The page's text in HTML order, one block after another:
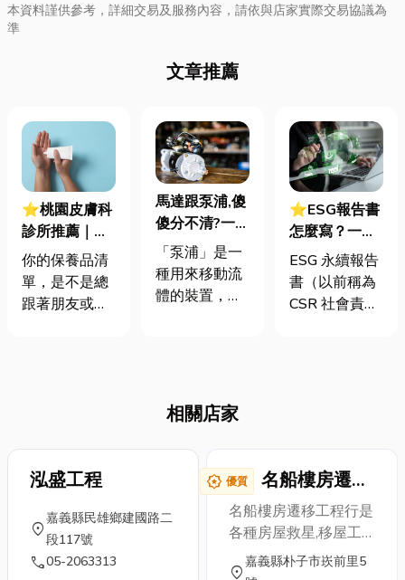
本資料謹供參考，詳細交易及服務內容，請依與店家實際交易協議為
準
文章推薦
⭐桃園皮膚科
診所推薦｜你
的膚質是什
麼？膚質怎麼
測？搞懂膚質
你的保養品清
單，是不是總
跟著朋友或網
穿衣服，要找
到適合自己的
揮最大效果。
這篇文章將帶
你從頭認識自
馬達跟泵浦,傻
傻分不清?一篇
文讓你搞懂這
個「水」的重
要推手!
「泵浦」是一
種用來移動流
體的裝置，就
位。許多人常
常搞不清楚泵
浦與馬達的差
別，事實上，
泵浦是由多項
技術與專利部
件組成的複雜
⭐ESG報告書
怎麼寫？一定
要上市櫃才寫
嗎？3步驟擺
脫綠色轉型焦
ESG 永續報告
書（以前稱為
CSR 社會責任
度營運成果的
正式文件。它
就像是企業的
「健康體檢
表」與「永續
相關店家
泓盛工程
location_on
嘉義縣民雄鄉建國路二
段117號
call05-2063313
award_star 優質
名船樓房遷移
工程行
名船樓房遷移工程行是
各種房屋救星,移屋工
程專家,大樓,寺廟,別墅,
location_on
嘉義縣朴子市崁前里5